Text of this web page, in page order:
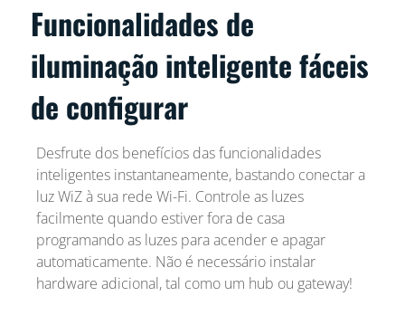
Funcionalidades de
iluminação inteligente fáceis
de configurar
Desfrute dos benefícios das funcionalidades
inteligentes instantaneamente, bastando conectar a
luz WiZ à sua rede Wi-Fi. Controle as luzes
facilmente quando estiver fora de casa
programando as luzes para acender e apagar
automaticamente. Não é necessário instalar
hardware adicional, tal como um hub ou gateway!